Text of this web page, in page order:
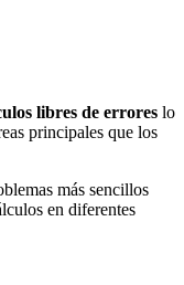
libres de errores lo
principales que los
más sencillos
en diferentes